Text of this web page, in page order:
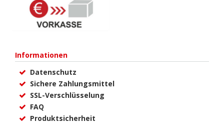
Informationen
Datenschutz
Sichere Zahlungsmittel
SSL-Verschlüsselung
FAQ
Produktsicherheit